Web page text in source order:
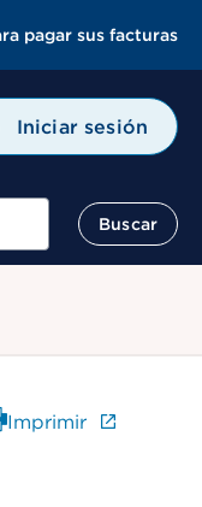
pagar sus facturas
Iniciar sesión
Buscar
Imprimir